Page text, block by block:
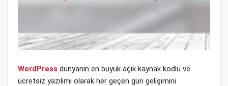
WordPress dünyanın en büyük açık kaynak kodlu ve
ücretsiz yazılımı olarak her geçen gün gelişimini